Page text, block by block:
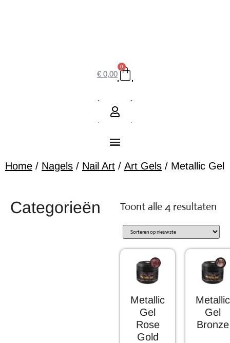
€ 0,00
0
Home / Nagels / Nail Art / Art Gels / Metallic Gel
Categorieën Toont alle 4 resultaten
Metallic
Gel
Rose
Gold
Metallic
Gel
Bronze